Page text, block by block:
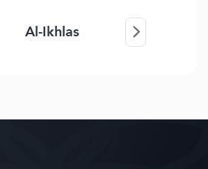
Al-Ikhlas